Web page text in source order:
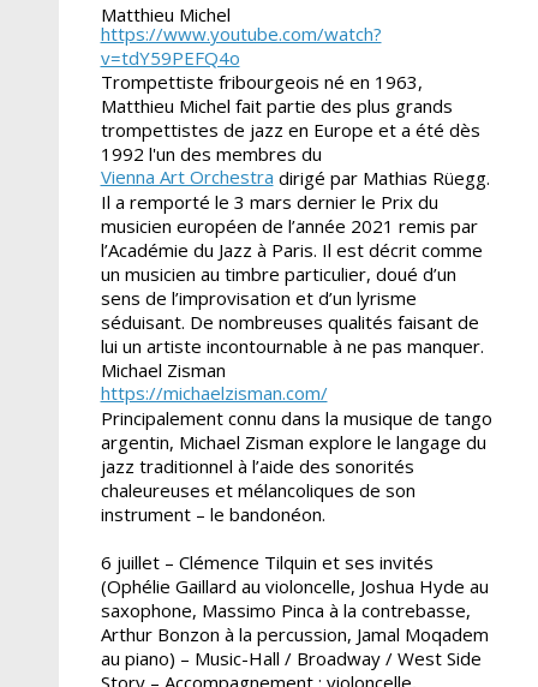
Matthieu Michel
https://www.youtube.com/watch?
v=tdY59PEFQ4o
Trompettiste fribourgeois né en 1963,
Matthieu Michel fait partie des plus grands
trompettistes de jazz en Europe et a été dès
1992 l'un des membres du
Vienna Art Orchestra dirigé par Mathias Rüegg.
Il a remporté le 3 mars dernier le Prix du
musicien européen de l’année 2021 remis par
l’Académie du Jazz à Paris. Il est décrit comme
un musicien au timbre particulier, doué d’un
sens de l’improvisation et d’un lyrisme
séduisant. De nombreuses qualités faisant de
lui un artiste incontournable à ne pas manquer.
Michael Zisman
https://michaelzisman.com/
Principalement connu dans la musique de tango
argentin, Michael Zisman explore le langage du
jazz traditionnel à l’aide des sonorités
chaleureuses et mélancoliques de son
instrument – le bandonéon.
6 juillet – Clémence Tilquin et ses invités
(Ophélie Gaillard au violoncelle, Joshua Hyde au
saxophone, Massimo Pinca à la contrebasse,
Arthur Bonzon à la percussion, Jamal Moqadem
au piano) – Music-Hall / Broadway / West Side
Story – Accompagnement : violoncelle,